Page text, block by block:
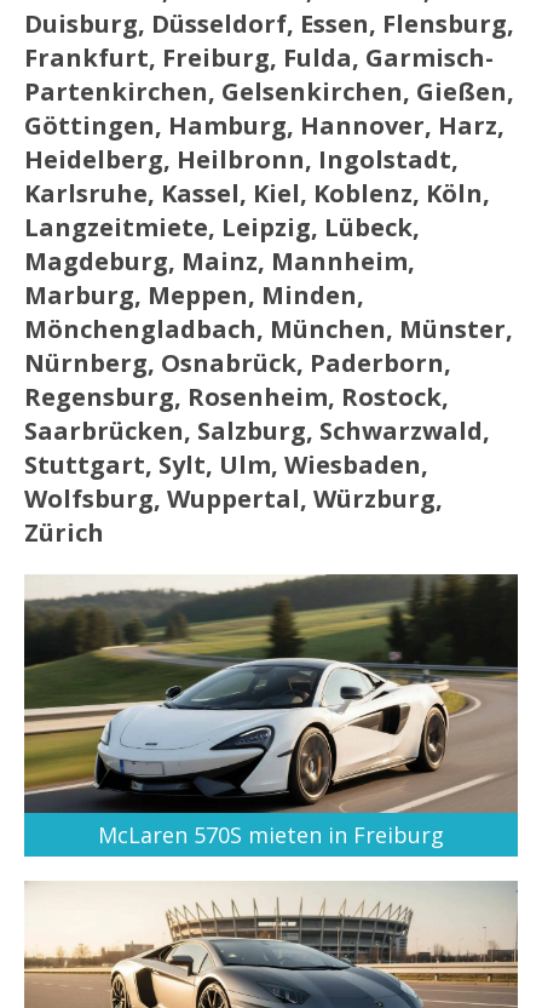
Duisburg, Düsseldorf, Essen, Flensburg,
Frankfurt, Freiburg, Fulda, Garmisch-
Partenkirchen, Gelsenkirchen, Gießen,
Göttingen, Hamburg, Hannover, Harz,
Heidelberg, Heilbronn, Ingolstadt,
Karlsruhe, Kassel, Kiel, Koblenz, Köln,
Langzeitmiete, Leipzig, Lübeck,
Magdeburg, Mainz, Mannheim,
Marburg, Meppen, Minden,
Mönchengladbach, München, Münster,
Nürnberg, Osnabrück, Paderborn,
Regensburg, Rosenheim, Rostock,
Saarbrücken, Salzburg, Schwarzwald,
Stuttgart, Sylt, Ulm, Wiesbaden,
Wolfsburg, Wuppertal, Würzburg,
Zürich
McLaren 570S mieten in Freiburg